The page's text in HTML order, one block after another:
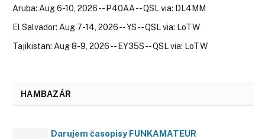
Aruba: Aug 6-10, 2026 -- P40AA -- QSL via: DL4MM
El Salvador: Aug 7-14, 2026 -- YS -- QSL via: LoTW
Tajikistan: Aug 8-9, 2026 -- EY35S -- QSL via: LoTW
HAMBAZÁR
Darujem časopisy FUNKAMATEUR